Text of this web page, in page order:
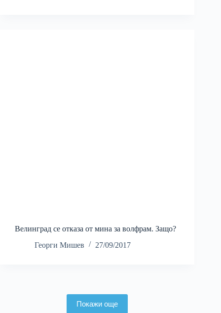
Велинград се отказа от мина за волфрам. Защо?
Георги Мишев
27/09/2017
Покажи още